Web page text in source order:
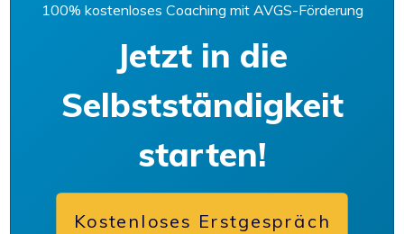
100% kostenloses Coaching mit AVGS-Förderung
Jetzt in die
Selbstständigkeit
starten!
Kostenloses Erstgespräch